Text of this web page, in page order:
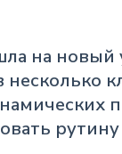
на новый
несколько